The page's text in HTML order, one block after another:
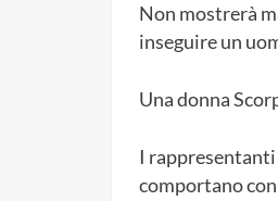
Non mostrerà
inseguire un
Una donna
I rappresentanti
comportano